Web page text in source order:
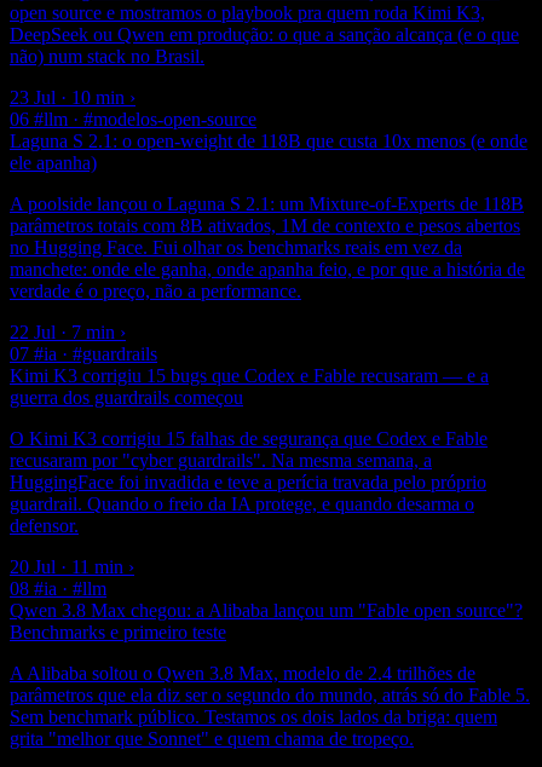
open source e mostramos o playbook pra quem roda Kimi K3,
DeepSeek ou Qwen em produção: o que a sanção alcança (e o que
não) num stack no Brasil.
23 Jul · 10 min ›
06 #llm · #modelos-open-source
Laguna S 2.1: o open-weight de 118B que custa 10x menos (e onde
ele apanha)
A poolside lançou o Laguna S 2.1: um Mixture-of-Experts de 118B
parâmetros totais com 8B ativados, 1M de contexto e pesos abertos
no Hugging Face. Fui olhar os benchmarks reais em vez da
manchete: onde ele ganha, onde apanha feio, e por que a história de
verdade é o preço, não a performance.
22 Jul · 7 min ›
07 #ia · #guardrails
Kimi K3 corrigiu 15 bugs que Codex e Fable recusaram — e a
guerra dos guardrails começou
O Kimi K3 corrigiu 15 falhas de segurança que Codex e Fable
recusaram por "cyber guardrails". Na mesma semana, a
HuggingFace foi invadida e teve a perícia travada pelo próprio
guardrail. Quando o freio da IA protege, e quando desarma o
defensor.
20 Jul · 11 min ›
08 #ia · #llm
Qwen 3.8 Max chegou: a Alibaba lançou um "Fable open source"?
Benchmarks e primeiro teste
A Alibaba soltou o Qwen 3.8 Max, modelo de 2.4 trilhões de
parâmetros que ela diz ser o segundo do mundo, atrás só do Fable 5.
Sem benchmark público. Testamos os dois lados da briga: quem
grita "melhor que Sonnet" e quem chama de tropeço.